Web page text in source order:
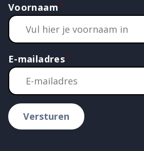
Voornaam
E-mailadres
Versturen